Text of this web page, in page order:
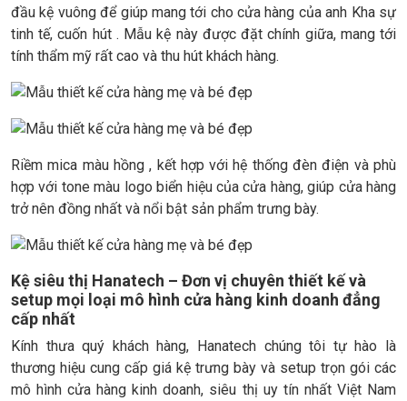
đầu kệ vuông để giúp mang tới cho cửa hàng của anh Kha sự
tinh tế, cuốn hút . Mẫu kệ này được đặt chính giữa, mang tới
tính thẩm mỹ rất cao và thu hút khách hàng.
Riềm mica màu hồng , kết hợp với hệ thống đèn điện và phù
hợp với tone màu logo biển hiệu của cửa hàng, giúp cửa hàng
trở nên đồng nhất và nổi bật sản phẩm trưng bày.
Kệ siêu thị Hanatech – Đơn vị chuyên thiết kế và
setup mọi loại mô hình cửa hàng kinh doanh đẳng
cấp nhất
Kính thưa quý khách hàng, Hanatech chúng tôi tự hào là
thương hiệu cung cấp giá kệ trưng bày và setup trọn gói các
mô hình cửa hàng kinh doanh, siêu thị uy tín nhất Việt Nam